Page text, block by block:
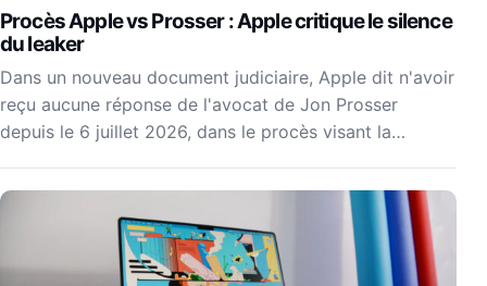
Procès Apple vs Prosser : Apple critique le silence
du leaker
Dans un nouveau document judiciaire, Apple dit n'avoir
reçu aucune réponse de l'avocat de Jon Prosser
depuis le 6 juillet 2026, dans le procès visant la…